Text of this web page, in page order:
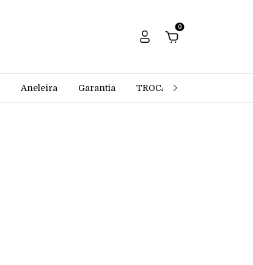
0
Aneleira Garantia TROCAS E DEVOLUÇÕES